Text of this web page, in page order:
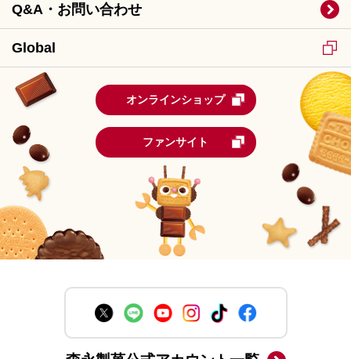
Q&A・お問い合わせ
Global
オンラインショップ
ファンサイト